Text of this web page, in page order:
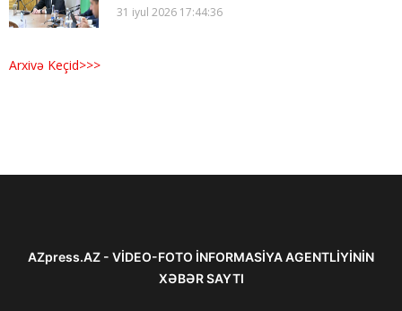
31 iyul 2026 17:44:36
Arxivə Keçid>>>
AZpress.AZ - VİDEO-FOTO İNFORMASİYA AGENTLİYİNİN
XƏBƏR SAYTI